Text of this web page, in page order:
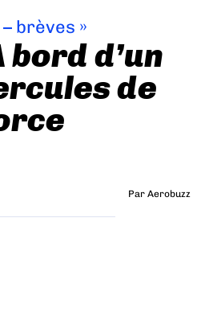
brèves »
bord d’un
de
Par Aerobuzz